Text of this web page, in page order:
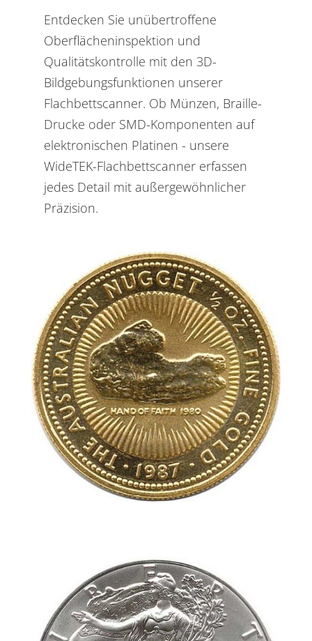
Entdecken Sie unübertroffene
Oberflächeninspektion und
Qualitätskontrolle mit den 3D-
Bildgebungsfunktionen unserer
Flachbettscanner. Ob Münzen, Braille-
Drucke oder SMD-Komponenten auf
elektronischen Platinen - unsere
WideTEK-Flachbettscanner erfassen
jedes Detail mit außergewöhnlicher
Präzision.